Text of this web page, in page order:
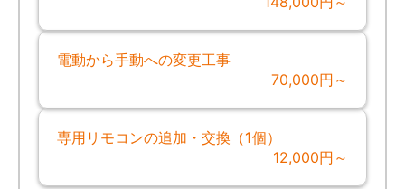
電動から手動への変更工事
70,000円～
専用リモコンの追加・交換（1個）
12,000円～